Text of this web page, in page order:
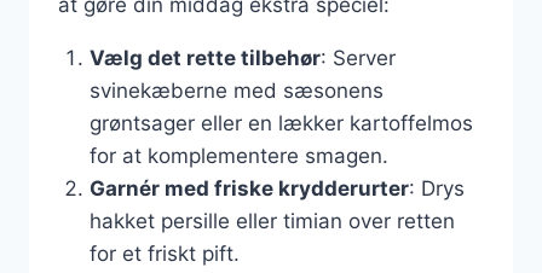
at gøre din middag ekstra speciel:
Vælg det rette tilbehør: Server
svinekæberne med sæsonens
grøntsager eller en lækker kartoffelmos
for at komplementere smagen.
Garnér med friske krydderurter: Drys
hakket persille eller timian over retten
for et friskt pift.